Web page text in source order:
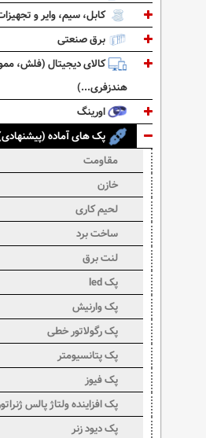
کابل، سیم، وایر و
برق صنعتی
کالای دیجیتال (فلش،
هندزفری...)
اورینگ
پک های آماده
مقاومت
خازن
لحیم کاری
ساخت برد
لنت برق
پک led
پک وارنیش
پک رگولاتور خطی
پک پتانسیومتر
پک فیوز
پک افزاینده ولتاژ پالس
پک دیود زنر